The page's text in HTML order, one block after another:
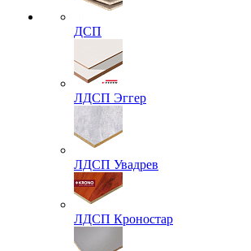
ДСП
ЛДСП Эггер
ЛДСП Увадрев
ЛДСП Кроностар